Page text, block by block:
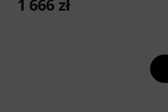
1 666 zł